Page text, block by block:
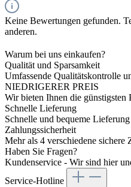
Keine Bewertungen gefunden.
anderen.
Warum bei uns einkaufen?
Qualität und Sparsamkeit
Umfassende Qualitätskontrolle
NIEDRIGERER PREIS
Wir bieten Ihnen die günstigsten
Schnelle Lieferung
Schnelle und bequeme
Zahlungssicherheit
Mehr als 4 verschiedene sichere
Haben Sie Fragen?
Kundenservice - Wir sind hier
Service-Hotline